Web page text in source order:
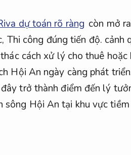
dự toán rõ ràng còn mở
Thi công đúng tiến độ. cảnh
cách xử lý cho thuê hoặc
Hội An ngày càng phát
đây trở thành điểm đến lý
Hội An tại khu vực tiềm